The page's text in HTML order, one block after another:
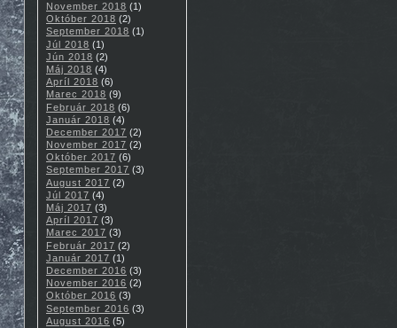
November 2018 (1)
Október 2018 (2)
September 2018 (1)
Júl 2018 (1)
Jún 2018 (2)
Máj 2018 (4)
Apríl 2018 (6)
Marec 2018 (9)
Február 2018 (6)
Január 2018 (4)
December 2017 (2)
November 2017 (2)
Október 2017 (6)
September 2017 (3)
August 2017 (2)
Júl 2017 (4)
Máj 2017 (3)
Apríl 2017 (3)
Marec 2017 (3)
Február 2017 (2)
Január 2017 (1)
December 2016 (3)
November 2016 (2)
Október 2016 (3)
September 2016 (3)
August 2016 (5)